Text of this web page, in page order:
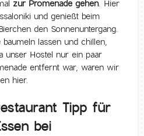
zur Promenade gehen. Hier
und genießt beim
den Sonnenuntergang.
lassen und chillen,
unser Hostel nur ein paar
entfernt war, waren wir
hier.
Tipp für
bei